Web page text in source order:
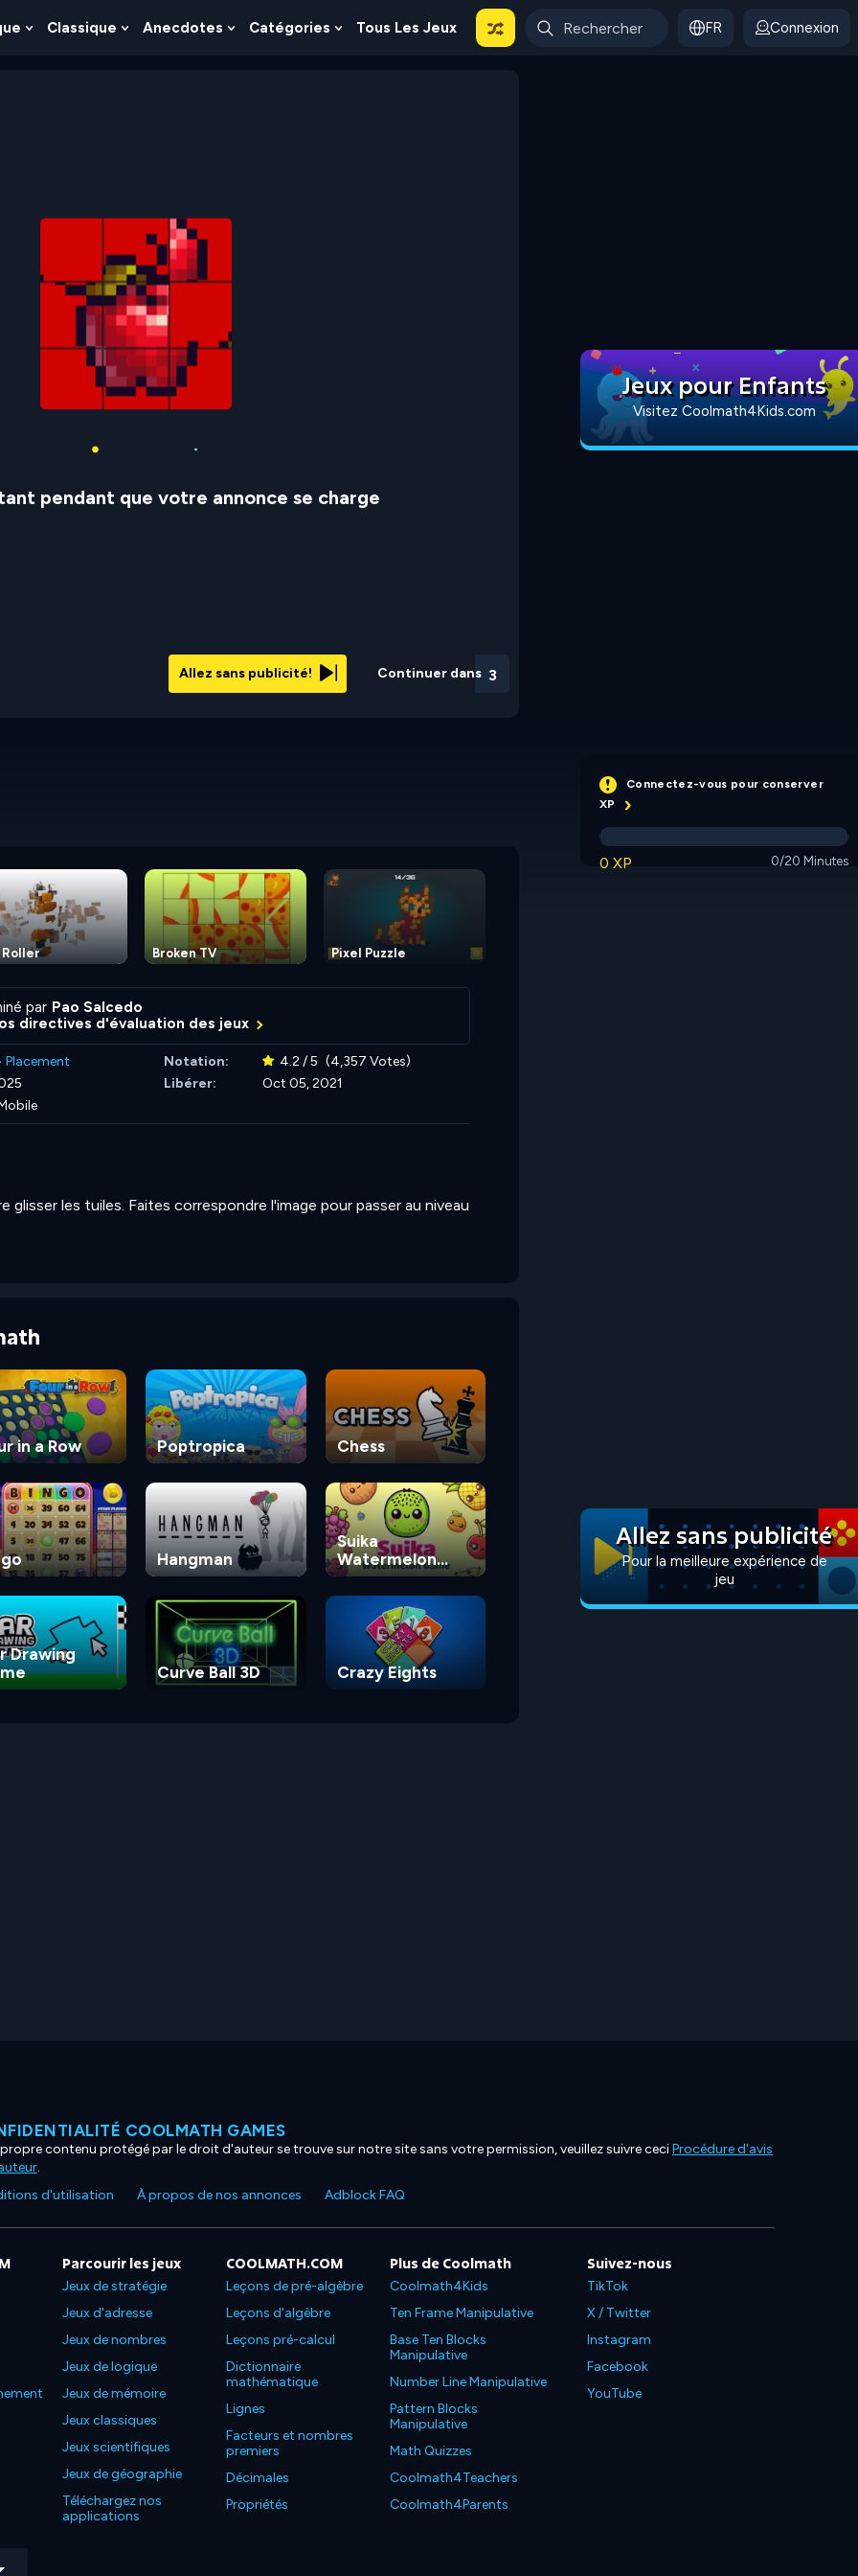
Show
Classique
Show
Anecdotes
Show
Catégories
Show
Tous Les Jeux FR Connexion
pendant que votre annonce se charge
Continuer dans 3
Allez sans publicité!
Roller Broken TV Pixel Puzzle
par Pao Salcedo
directives d'évaluation des jeux
Placement Notation: 4.2 / 5 (4,357 Votes)
Libérer:
Oct 05, 2021
glisser les tuiles. Faites correspondre l'image pour passer au niveau
in a Row Poptropica Chess
Hangman
Suika
Watermelon
Game
Drawing
Curve Ball 3D Crazy Eights
Jeux pour Enfants
Visitez Coolmath4Kids.com
Connectez-vous pour conserver
XP
0 XP 0/20 Minutes
Allez sans publicité
Pour la meilleure expérience de
jeu
COOLMATH GAMES
contenu protégé par le droit d'auteur se trouve sur notre site sans votre permission, veuillez suivre ceciProcédure d'avis
.
d'utilisation À propos de nos annonces Adblock FAQ
Parcourir les jeux
Jeux de stratégie
Jeux d'adresse
Jeux de nombres
Jeux de logique
Jeux de mémoire
Jeux classiques
Jeux scientifiques
Jeux de géographie
Téléchargez nos
applications
COOLMATH.COM
Leçons de pré-algèbre
Leçons d'algèbre
Leçons pré-calcul
Dictionnaire
mathématique
Lignes
Facteurs et nombres
premiers
Décimales
Propriétés
Plus de Coolmath
Coolmath4Kids
Ten Frame Manipulative
Base Ten Blocks
Manipulative
Number Line Manipulative
Pattern Blocks
Manipulative
Math Quizzes
Coolmath4Teachers
Coolmath4Parents
Suivez-nous
TikTok
X / Twitter
Instagram
Facebook
YouTube